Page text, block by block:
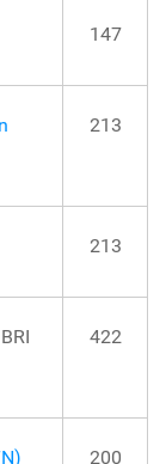
147
213
213
422
200